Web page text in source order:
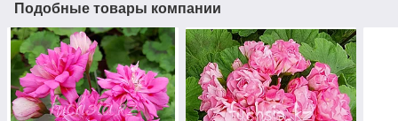
Подобные товары компании